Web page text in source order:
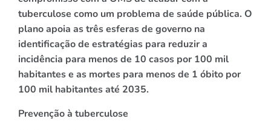
tuberculose como um problema de saúde pública. O
plano apoia as três esferas de governo na
identificação de estratégias para reduzir a
incidência para menos de 10 casos por 100 mil
habitantes e as mortes para menos de 1 óbito por
100 mil habitantes até 2035.
Prevenção à tuberculose